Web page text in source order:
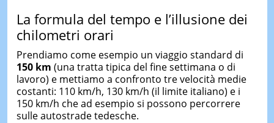
La formula del tempo e l’illusione dei
chilometri orari
Prendiamo come esempio un viaggio standard di
150 km (una tratta tipica del fine settimana o di
lavoro) e mettiamo a confronto tre velocità medie
costanti: 110 km/h, 130 km/h (il limite italiano) e i
150 km/h che ad esempio si possono percorrere
sulle autostrade tedesche.